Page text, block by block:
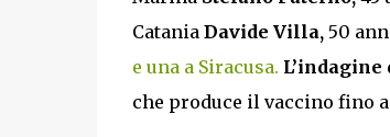
Catania Davide Villa,50
e una a Siracusa.
che produce il vaccino fino